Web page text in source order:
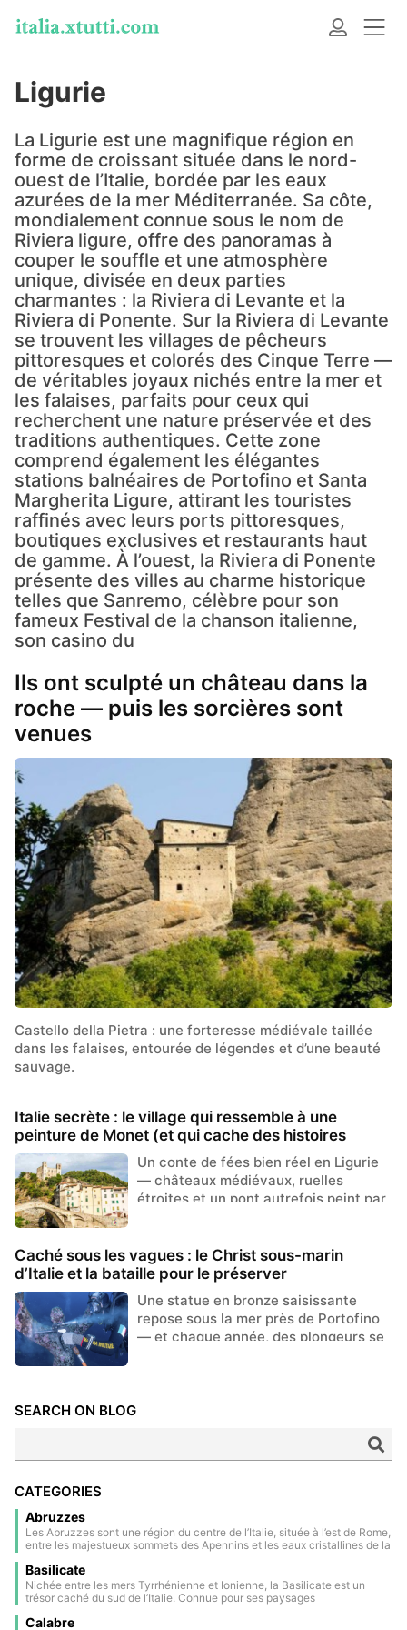
Ligurie
La Ligurie est une magnifique région en
forme de croissant située dans le nord-
ouest de l’Italie, bordée par les eaux
azurées de la mer Méditerranée. Sa côte,
mondialement connue sous le nom de
Riviera ligure, offre des panoramas à
couper le souffle et une atmosphère
unique, divisée en deux parties
charmantes : la Riviera di Levante et la
Riviera di Ponente. Sur la Riviera di Levante
se trouvent les villages de pêcheurs
pittoresques et colorés des Cinque Terre —
de véritables joyaux nichés entre la mer et
les falaises, parfaits pour ceux qui
recherchent une nature préservée et des
traditions authentiques. Cette zone
comprend également les élégantes
stations balnéaires de Portofino et Santa
Margherita Ligure, attirant les touristes
raffinés avec leurs ports pittoresques,
boutiques exclusives et restaurants haut
de gamme. À l’ouest, la Riviera di Ponente
présente des villes au charme historique
telles que Sanremo, célèbre pour son
fameux Festival de la chanson italienne,
son casino du
Ils ont sculpté un château dans la
roche — puis les sorcières sont
venues
Castello della Pietra : une forteresse médiévale taillée
dans les falaises, entourée de légendes et d’une beauté
sauvage.
Italie secrète : le village qui ressemble à une
peinture de Monet (et qui cache des histoires
inoubliables)
Un conte de fées bien réel en Ligurie
— châteaux médiévaux, ruelles
étroites et un pont autrefois peint par
Caché sous les vagues : le Christ sous-marin
d’Italie et la bataille pour le préserver
Une statue en bronze saisissante
repose sous la mer près de Portofino
— et chaque année, des plongeurs se
SEARCH ON BLOG
CATEGORIES
Abruzzes
Les Abruzzes sont une région du centre de l’Italie, située à l’est de Rome,
entre les majestueux sommets des Apennins et les eaux cristallines de la
parcs nationaux et des réserves naturelles, ce qui en fait l’une des
régions les plus vertes d’Europe. L’arrière-pays est parsemé de villages
médiévaux et de la Renaissance, perchés sur des collines panoramiques
et baignés dans une atmosphère hors du temps. La capitale régionale,
L’Aquila, est une ville historique entourée de remparts, profondément
Basilicate
Nichée entre les mers Tyrrhénienne et Ionienne, la Basilicate est un
trésor caché du sud de l’Italie. Connue pour ses paysages
offre un mélange unique de nature et de culture. Parmi les points forts,
Calabre